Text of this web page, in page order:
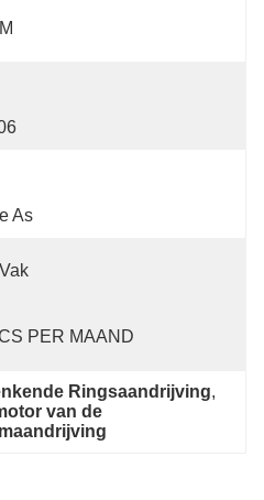
As
PER MAAND
Ringsaandrijving,
van de